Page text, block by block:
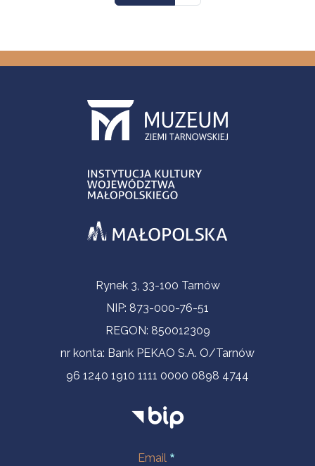
Informacje kontaktoweRynek 3, 33-100 Tarnów
NIP: 873-000-76-51
REGON: 850012309
nr konta: Bank PEKAO S.A. O/Tarnów
96 1240 1910 1111 0000 0898 4744
Email